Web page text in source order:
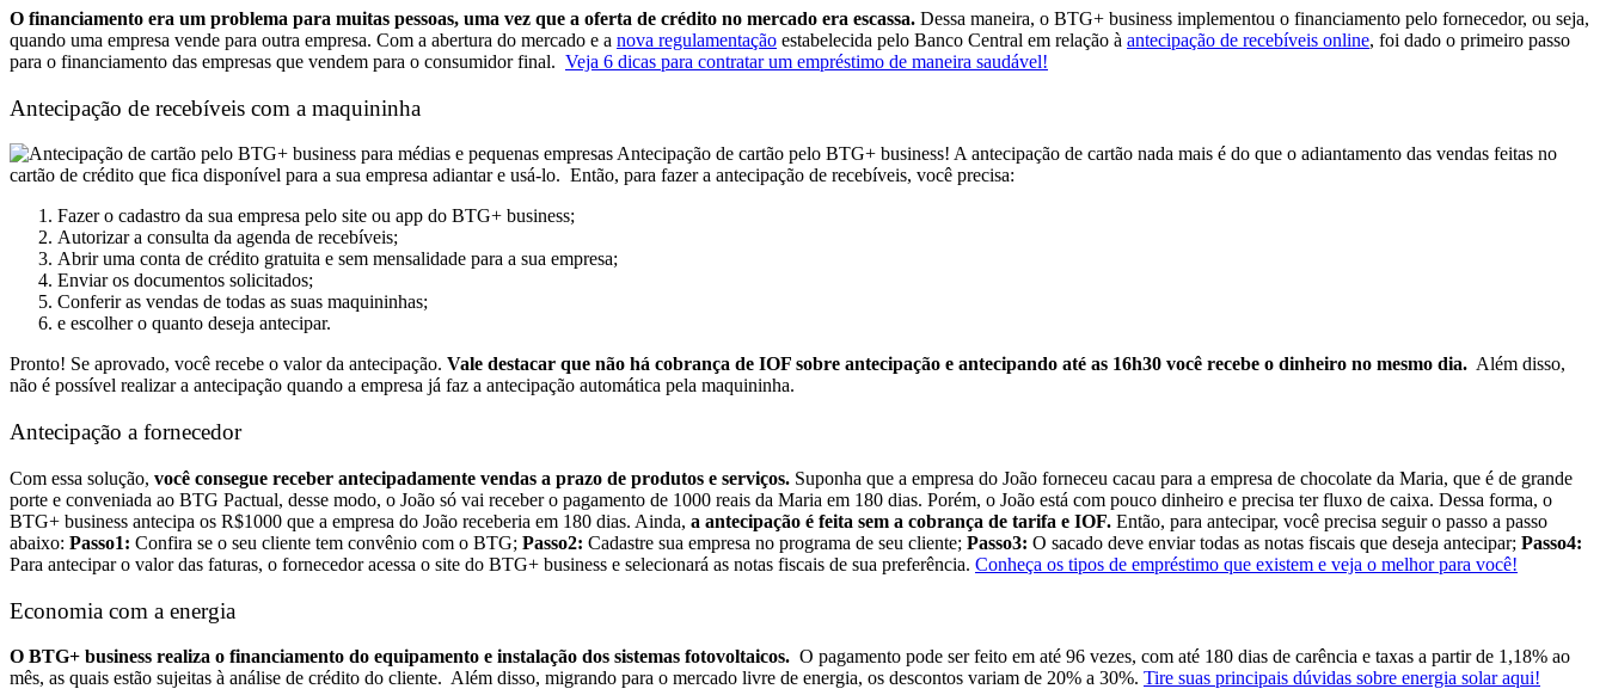
O financiamento era um problema para muitas pessoas, uma vez que a oferta de crédito no mercado era escassa. Dessa maneira, o BTG+ business implementou o financiamento pelo fornecedor, ou seja,
quando uma empresa vende para outra empresa. Com a abertura do mercado e a nova regulamentação estabelecida pelo Banco Central em relação à antecipação de recebíveis online, foi dado o primeiro passo
para o financiamento das empresas que vendem para o consumidor final. Veja 6 dicas para contratar um empréstimo de maneira saudável!
Antecipação de recebíveis com a maquininha
Antecipação de cartão pelo BTG+ business! A antecipação de cartão nada mais é do que o adiantamento das vendas feitas no
cartão de crédito que fica disponível para a sua empresa adiantar e usá-lo. Então, para fazer a antecipação de recebíveis, você precisa:
Fazer o cadastro da sua empresa pelo site ou app do BTG+ business;
Autorizar a consulta da agenda de recebíveis;
Abrir uma conta de crédito gratuita e sem mensalidade para a sua empresa;
Enviar os documentos solicitados;
Conferir as vendas de todas as suas maquininhas;
e escolher o quanto deseja antecipar.
Pronto! Se aprovado, você recebe o valor da antecipação. Vale destacar que não há cobrança de IOF sobre antecipação e antecipando até as 16h30 você recebe o dinheiro no mesmo dia. Além disso,
não é possível realizar a antecipação quando a empresa já faz a antecipação automática pela maquininha.
Antecipação a fornecedor
Com essa solução, você consegue receber antecipadamente vendas a prazo de produtos e serviços. Suponha que a empresa do João forneceu cacau para a empresa de chocolate da Maria, que é de grande
porte e conveniada ao BTG Pactual, desse modo, o João só vai receber o pagamento de 1000 reais da Maria em 180 dias. Porém, o João está com pouco dinheiro e precisa ter fluxo de caixa. Dessa forma, o
BTG+ business antecipa os R$1000 que a empresa do João receberia em 180 dias. Ainda, a antecipação é feita sem a cobrança de tarifa e IOF. Então, para antecipar, você precisa seguir o passo a passo
abaixo: Passo1: Confira se o seu cliente tem convênio com o BTG; Passo2: Cadastre sua empresa no programa de seu cliente; Passo3: O sacado deve enviar todas as notas fiscais que deseja antecipar; Passo4:
Para antecipar o valor das faturas, o fornecedor acessa o site do BTG+ business e selecionará as notas fiscais de sua preferência. Conheça os tipos de empréstimo que existem e veja o melhor para você!
Economia com a energia
O BTG+ business realiza o financiamento do equipamento e instalação dos sistemas fotovoltaicos. O pagamento pode ser feito em até 96 vezes, com até 180 dias de carência e taxas a partir de 1,18% ao
mês, as quais estão sujeitas à análise de crédito do cliente. Além disso, migrando para o mercado livre de energia, os descontos variam de 20% a 30%. Tire suas principais dúvidas sobre energia solar aqui!